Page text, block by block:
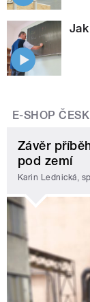
E-SHOP
Závěr
pod zemí
Karin Lednická,